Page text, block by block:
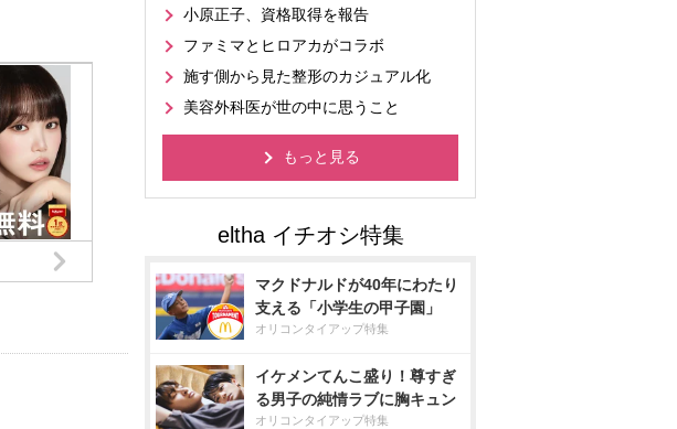
小原正子、資格取得を報告
ファミマとヒロアカがコラボ
施す側から見た整形のカジュアル化
美容外科医が世の中に思うこと
もっと見る
マクドナルドが40年にわたり
支える「小学生の甲子園」
オリコンタイアップ特集
イケメンてんこ盛り！尊すぎ
る男子の純情ラブに胸キュン
オリコンタイアップ特集